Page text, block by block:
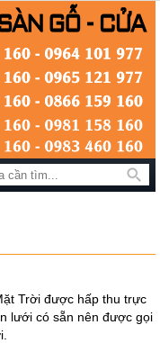
Tìm kiếm
Trời được hấp thu trực
lưới có sẵn nên được gọi